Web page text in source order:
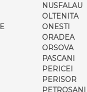
NUSFALAU
OLTENITA
ONESTI
ORADEA
ORSOVA
PASCANI
PERICEI
PERISOR
PETROSANI